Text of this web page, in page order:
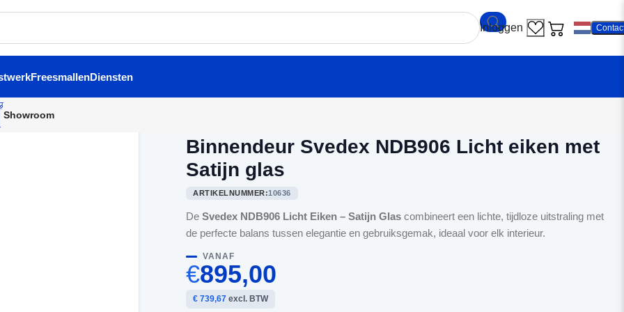
FreesmallenDiensten
Showroom
Binnendeur Svedex NDB906 Licht eiken met
Satijn glas
ARTIKELNUMMER:10636
DeSvedex NDB906 Licht Eiken – Satijn Glas combineert een lichte, tijdloze uitstraling met
de perfecte balans tussen elegantie en gebruiksgemak, ideaal voor elk interieur.
VANAF
€895,00
€ 739,67 excl. BTW